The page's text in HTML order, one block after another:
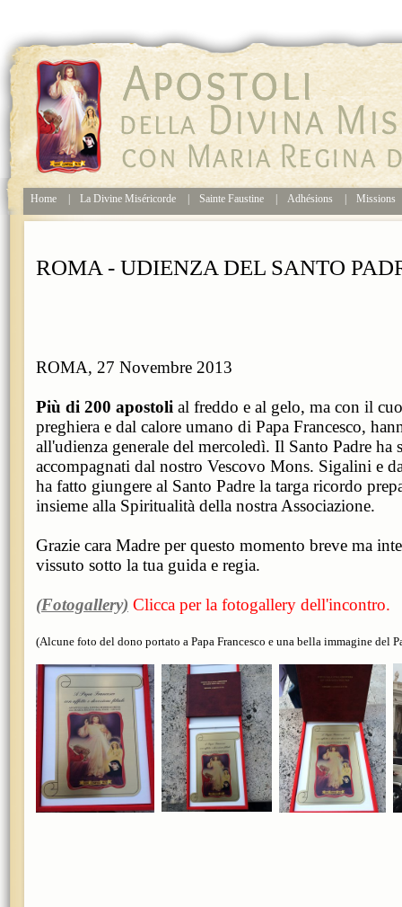
Home La Divine Miséricorde Sainte Faustine Adhésions Missions
ROMA - UDIENZA DEL SANTO
ROMA, 27 Novembre 2013
Più di 200 apostoli al freddo e al gelo, ma con il
preghiera e dal calore umano di Papa Francesco,
all'udienza generale del mercoledì. Il Santo Padre ha
accompagnati dal nostro Vescovo Mons. Sigalini e
ha fatto giungere al Santo Padre la targa ricordo
insieme alla Spiritualità della nostra Associazione.
Grazie cara Madre per questo momento breve ma
vissuto sotto la tua guida e regia.
(Fotogallery) Clicca per la fotogallery dell'incontro.
(Alcune foto del dono portato a Papa Francesco e una bella immagine del